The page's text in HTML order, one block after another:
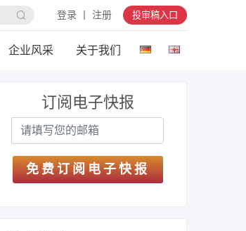
登录 丨 注册 投审稿入口
企业风采 关于我们
订阅电子快报
免费订阅电子快报